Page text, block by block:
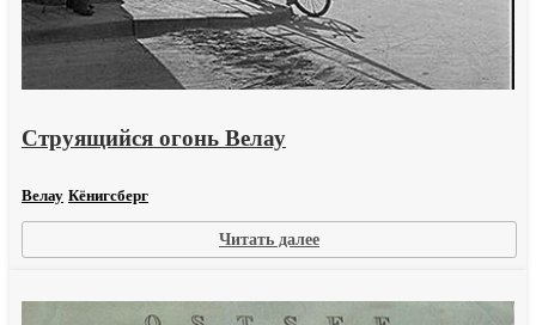
Струящийся огонь Велау
Велау Кёнигсберг
Читать далее:
Струящийся
Велау